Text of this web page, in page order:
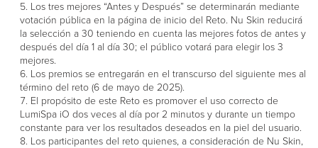
Los tres mejores “Antes y Después” se determinarán mediante
votación pública en la página de inicio del Reto. Nu Skin reducirá
la selección a 30 teniendo en cuenta las mejores fotos de antes y
después del día 1 al día 30; el público votará para elegir los 3
mejores.
Los premios se entregarán en el transcurso del siguiente mes al
término del reto (6 de mayo de 2025).
El propósito de este Reto es promover el uso correcto de
LumiSpa iO dos veces al día por 2 minutos y durante un tiempo
constante para ver los resultados deseados en la piel del usuario.
Los participantes del reto quienes, a consideración de Nu Skin,